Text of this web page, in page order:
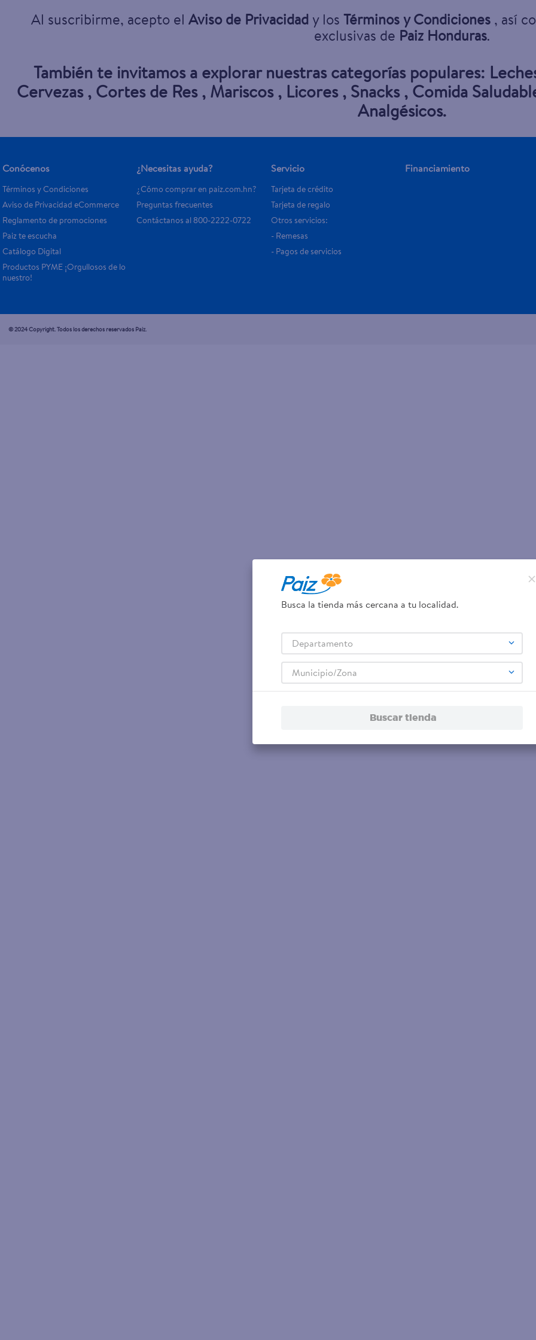
Al suscribirme, acepto el Aviso de Privacidady los Términos y Condiciones, así
exclusivas de Paiz Honduras.
También te invitamos a explorar nuestras categorías populares:
Cervezas, Cortes de Res, Mariscos, Licores, Snacks, Comida
Analgésicos.
Conócenos
Términos y Condiciones
Aviso de Privacidad eCommerce
Reglamento de promociones
Paiz te escucha
Catálogo Digital
Productos PYME ¡Orgullosos de lo
nuestro!
¿Necesitas ayuda?
¿Cómo comprar en paiz.com.hn?
Preguntas frecuentes
Contáctanos al 800-2222-0722
Servicio
Tarjeta de crédito
Tarjeta de regalo
Otros servicios:
- Remesas
- Pagos de servicios
Financiamiento
© 2024 Copyright. Todos los derechos reservados Paiz.
Busca la tienda más cercana a tu localidad.
Departamento
Municipio/Zona
Buscar tienda